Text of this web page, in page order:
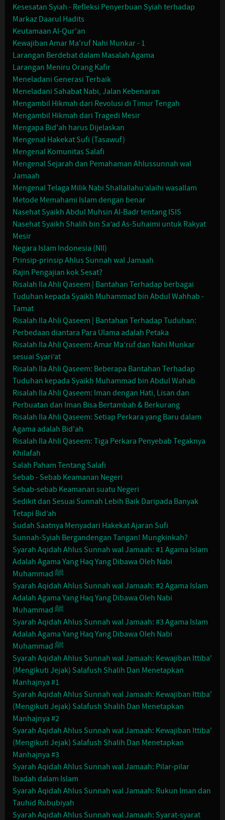
Kesesatan Syiah - Refleksi Penyerbuan Syiah terhadap
Markaz Daarul Hadits
Keutamaan Al-Qur'an
Kewajiban Amar Ma'ruf Nahi Munkar - 1
Larangan Berdebat dalam Masalah Agama
Larangan Meniru Orang Kafir
Meneladani Generasi Terbaik
Meneladani Sahabat Nabi, Jalan Kebenaran
Mengambil Hikmah dari Revolusi di Timur Tengah
Mengambil Hikmah dari Tragedi Mesir
Mengapa Bid'ah harus Dijelaskan
Mengenal Hakekat Sufi (Tasawuf)
Mengenal Komunitas Salafi
Mengenal Sejarah dan Pemahaman Ahlussunnah wal
Jamaah
Mengenal Telaga Milik Nabi Shallallahu’alaihi wasallam
Metode Memahami Islam dengan benar
Nasehat Syaikh Abdul Muhsin Al-Badr tentang ISIS
Nasehat Syaikh Shalih bin Sa’ad As-Suhaimi untuk Rakyat
Mesir
Negara Islam Indonesia (NII)
Prinsip-prinsip Ahlus Sunnah wal Jamaah
Rajin Pengajian kok Sesat?
Risalah Ila Ahli Qaseem | Bantahan Terhadap berbagai
Tuduhan kepada Syaikh Muhammad bin Abdul Wahhab -
Tamat
Risalah Ila Ahli Qaseem | Bantahan Terhadap Tuduhan:
Perbedaan diantara Para Ulama adalah Petaka
Risalah Ila Ahli Qaseem: Amar Ma’ruf dan Nahi Munkar
sesuai Syari’at
Risalah Ila Ahli Qaseem: Beberapa Bantahan Terhadap
Tuduhan kepada Syaikh Muhammad bin Abdul Wahab
Risalah Ila Ahli Qaseem: Iman dengan Hati, Lisan dan
Perbuatan dan Iman Bisa Bertambah & Berkurang
Risalah Ila Ahli Qaseem: Setiap Perkara yang Baru dalam
Agama adalah Bid'ah
Risalah Ila Ahli Qaseem: Tiga Perkara Penyebab Tegaknya
Khilafah
Salah Paham Tentang Salafi
Sebab - Sebab Keamanan Negeri
Sebab-sebab Keamanan suatu Negeri
Sedikit dan Sesuai Sunnah Lebih Baik Daripada Banyak
Tetapi Bid’ah
Sudah Saatnya Menyadari Hakekat Ajaran Sufi
Sunnah-Syiah Bergandengan Tangan! Mungkinkah?
Syarah Aqidah Ahlus Sunnah wal Jamaah: #1 Agama Islam
Adalah Agama Yang Haq Yang Dibawa Oleh Nabi
Muhammad ﷺ
Syarah Aqidah Ahlus Sunnah wal Jamaah: #2 Agama Islam
Adalah Agama Yang Haq Yang Dibawa Oleh Nabi
Muhammad ﷺ
Syarah Aqidah Ahlus Sunnah wal Jamaah: #3 Agama Islam
Adalah Agama Yang Haq Yang Dibawa Oleh Nabi
Muhammad ﷺ
Syarah Aqidah Ahlus Sunnah wal Jamaah: Kewajiban Ittiba'
(Mengikuti Jejak) Salafush Shalih Dan Menetapkan
Manhajnya #1
Syarah Aqidah Ahlus Sunnah wal Jamaah: Kewajiban Ittiba'
(Mengikuti Jejak) Salafush Shalih Dan Menetapkan
Manhajnya #2
Syarah Aqidah Ahlus Sunnah wal Jamaah: Kewajiban Ittiba'
(Mengikuti Jejak) Salafush Shalih Dan Menetapkan
Manhajnya #3
Syarah Aqidah Ahlus Sunnah wal Jamaah: Pilar-pilar
Ibadah dalam Islam
Syarah Aqidah Ahlus Sunnah wal Jamaah: Rukun Iman dan
Tauhid Rububiyah
Syarah Aqidah Ahlus Sunnah wal Jamaah: Syarat-syarat